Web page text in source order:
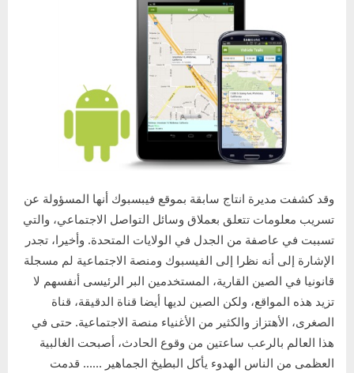
وقد كشفت مديرة انتاج سابقة بموقع فيبسبوك أنها المسؤولة عن
تسريب معلومات تتعلق بعملاق وسائل التواصل الاجتماعي، والتي
تسببت في عاصفة من الجدل في الولايات المتحدة. وأخيرا، تجدر
الإشارة إلى أنه نظرا إلى الفيسبوك ومنصة الاجتماعية لم مسجلة
قانونيا في الصين القارية، المستخدمين البر الرئيسى أنفسهم لا
تزيد هذه المواقع، ولكن الصين لديها أيضا قناة الدقيقة، قناة
الصغرى، الأهتزاز والكثير من الأغنياء منصة الاجتماعية. حتى في
هذا العالم بالرعب ساعتين من وقوع الحادث، أصبحت الغالبية
العظمى من الناس الهدوء يأكل البطيخ الجماهير …… قدمت